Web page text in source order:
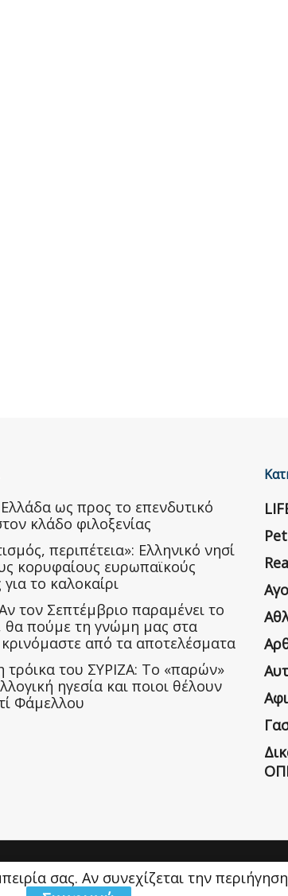
ως προς το επενδυτικό
κλάδο φιλοξενίας
περιπέτεια»: Ελληνικό νησί
κορυφαίους ευρωπαϊκούς
το καλοκαίρι
τον Σεπτέμβριο παραμένει το
θα πούμε τη γνώμη μας στα
από τα αποτελέσματα
τρόικα του ΣΥΡΙΖΑ: Το «παρών»
ηγεσία και ποιοι θέλουν
Φάμελλου
σας. Αν συνεχίζεται την